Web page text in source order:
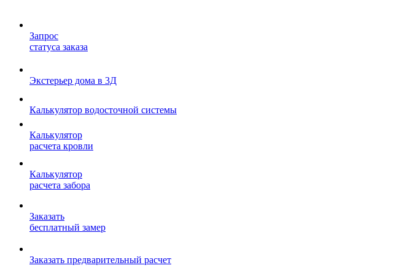
Запрос
статуса заказа
Экстерьер дома в 3Д
Калькулятор водосточной системы
Калькулятор
расчета кровли
Калькулятор
расчета забора
Заказать
бесплатный замер
Заказать предварительный расчет